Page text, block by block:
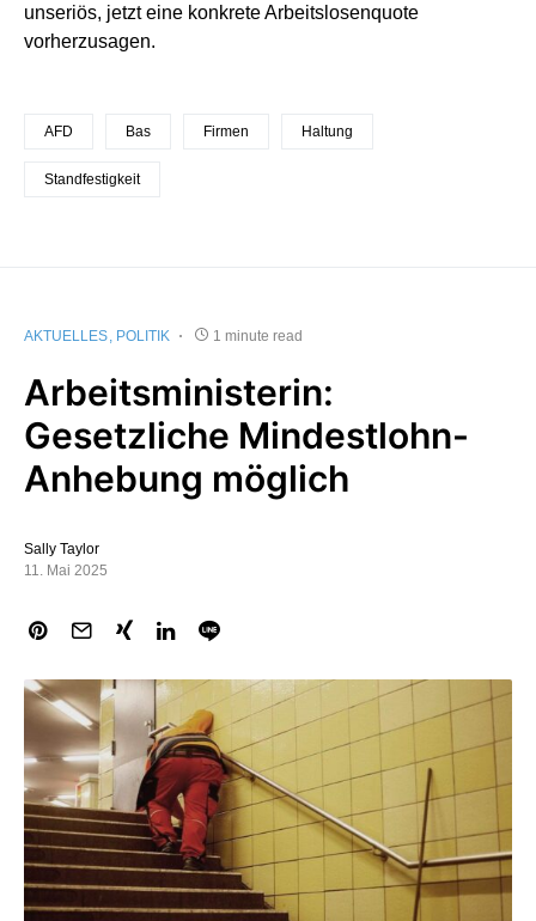
unseriös, jetzt eine konkrete Arbeitslosenquote
vorherzusagen.
AFD Bas Firmen Haltung
Standfestigkeit
AKTUELLES POLITIK 1 minute read
Arbeitsministerin:
Gesetzliche Mindestlohn-
Anhebung möglich
Sally Taylor
11. Mai 2025